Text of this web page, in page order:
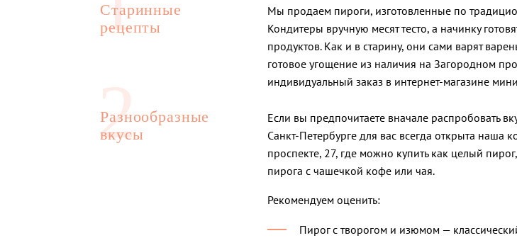
Старинные
рецепты
Мы продаем пироги, изготовленные по
Кондитеры вручную месят тесто, а начинку
продуктов. Как и в старину, они сами варят
готовое угощение из наличия на Загородном
индивидуальный заказ в интернет-магазине
Разнообразные
вкусы
Если вы предпочитаете вначале распробовать
Санкт-Петербурге для вас всегда открыта наша
проспекте, 27, где можно купить как целый
пирога с чашечкой кофе или чая.
Рекомендуем оценить:
Пирог с творогом и изюмом —